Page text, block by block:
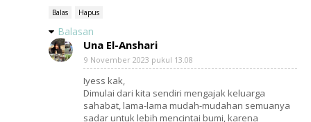
Balas Hapus
Balasan
Una El-Anshari
9 November 2023 pukul 13.08
Iyess kak,
Dimulai dari kita sendiri mengajak keluarga
sahabat, lama-lama mudah-mudahan semuanya
sadar untuk lebih mencintai bumi, karena